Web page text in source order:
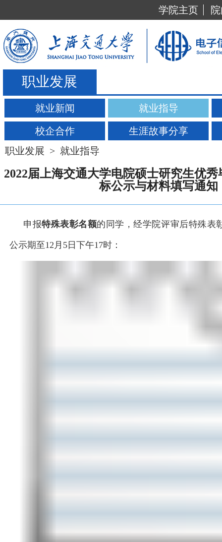
学院主页
职业发展
就业新闻 就业指导
校企合作
生涯故事分享
职业发展 > 就业指导
2022届上海交通大学电院硕士研究生优
标公示与材料填写通知
申报特殊表彰名额的同学，经学院评审后特殊表
公示期至12月5日下午17时 ：